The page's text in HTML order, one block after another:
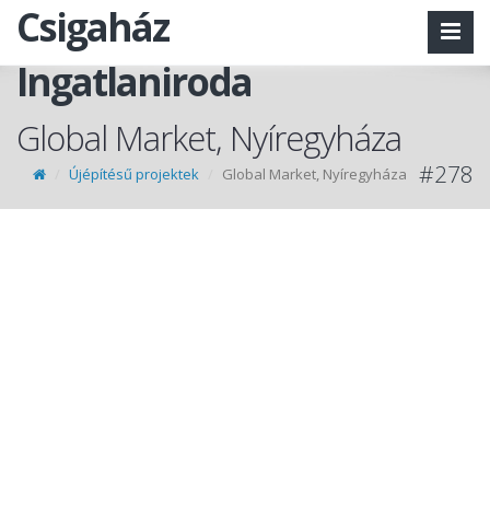
Csigaház
Ingatlaniroda
Global Market, Nyíregyháza
Újépítésű projektek Global Market, Nyíregyháza #278